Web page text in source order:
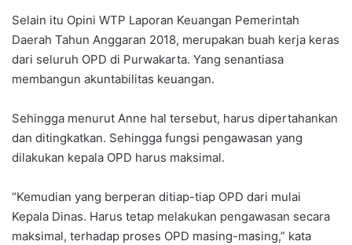
Selain itu Opini WTP Laporan Keuangan Pemerintah
Daerah Tahun Anggaran 2018, merupakan buah kerja keras
dari seluruh OPD di Purwakarta. Yang senantiasa
membangun akuntabilitas keuangan.
Sehingga menurut Anne hal tersebut, harus dipertahankan
dan ditingkatkan. Sehingga fungsi pengawasan yang
dilakukan kepala OPD harus maksimal.
“Kemudian yang berperan ditiap-tiap OPD dari mulai
Kepala Dinas. Harus tetap melakukan pengawasan secara
maksimal, terhadap proses OPD masing-masing,” kata